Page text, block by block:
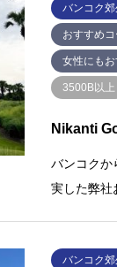
バンコク
おすすめコ
女性にも
3500B以上
Nikanti
バンコクか
実した弊社
バンコク